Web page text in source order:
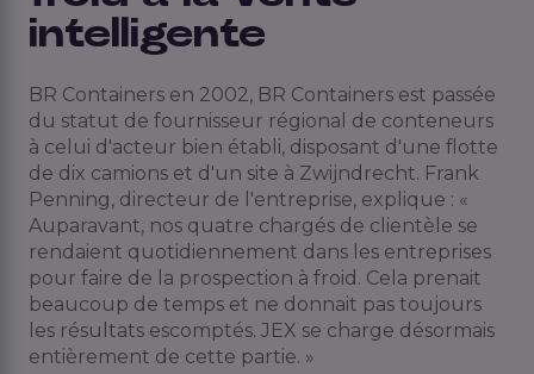
intelligente
BR Containers en 2002, BR Containers est passée
du statut de fournisseur régional de conteneurs
à celui d'acteur bien établi, disposant d'une flotte
de dix camions et d'un site à Zwijndrecht. Frank
Penning, directeur de l'entreprise, explique : «
Auparavant, nos quatre chargés de clientèle se
rendaient quotidiennement dans les entreprises
pour faire de la prospection à froid. Cela prenait
beaucoup de temps et ne donnait pas toujours
les résultats escomptés. JEX se charge désormais
entièrement de cette partie. »